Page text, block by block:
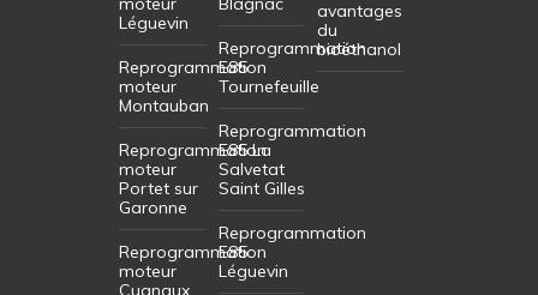
Léguevin
Reprogrammation
moteur
Montauban
Reprogrammation
moteur
Portet sur
Garonne
Reprogrammation
moteur
Cugnaux
Reprogrammation
E85
Tournefeuille
Reprogrammation
E85 La
Salvetat
Saint Gilles
Reprogrammation
E85
Léguevin
avantages
du
bioéthanol